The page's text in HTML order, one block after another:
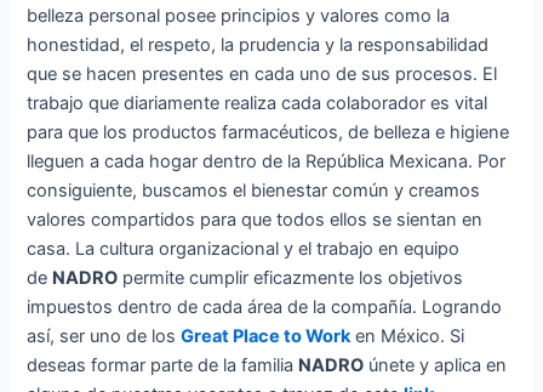
belleza personal posee principios y valores como la
honestidad, el respeto, la prudencia y la responsabilidad
que se hacen presentes en cada uno de sus procesos. El
trabajo que diariamente realiza cada colaborador es vital
para que los productos farmacéuticos, de belleza e higiene
lleguen a cada hogar dentro de la República Mexicana. Por
consiguiente, buscamos el bienestar común y creamos
valores compartidos para que todos ellos se sientan en
casa. La cultura organizacional y el trabajo en equipo
de NADRO permite cumplir eficazmente los objetivos
impuestos dentro de cada área de la compañía. Logrando
así, ser uno de losGreat Place to Worken México. Si
deseas formar parte de la familia NADRO únete y aplica en